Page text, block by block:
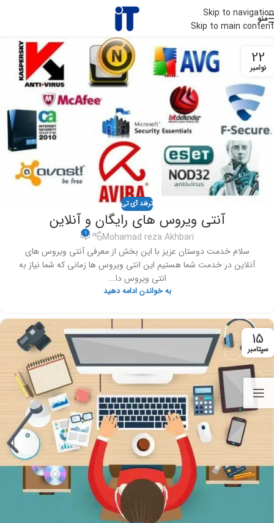
Skip to navigation
Skip to main content
منو
22
نوامبر
ترفند آی تی
آنتی ویروس های رایگان و آنلاین
Mohamad reza Akhbari
1
سلام خدمت دوستان عزیز با این بخش از معرفی آنتی ویروس های
آنلاین در خدمت شما هستیم این انتی ویروس ها زمانی که شما نیاز به
انتی ویروس دا...
به خواندن ادامه دهید
15
سپتامبر